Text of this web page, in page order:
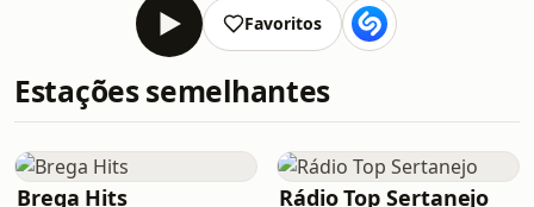
Favoritos
Estações semelhantes
Brega Hits Rádio Top Sertanejo